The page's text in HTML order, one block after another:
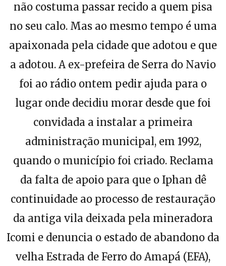
não costuma passar recido a quem pisa
no seu calo. Mas ao mesmo tempo é uma
apaixonada pela cidade que adotou e que
a adotou. A ex-prefeira de Serra do Navio
foi ao rádio ontem pedir ajuda para o
lugar onde decidiu morar desde que foi
convidada a instalar a primeira
administração municipal, em 1992,
quando o município foi criado. Reclama
da falta de apoio para que o Iphan dê
continuidade ao processo de restauração
da antiga vila deixada pela mineradora
Icomi e denuncia o estado de abandono da
velha Estrada de Ferro do Amapá (EFA),